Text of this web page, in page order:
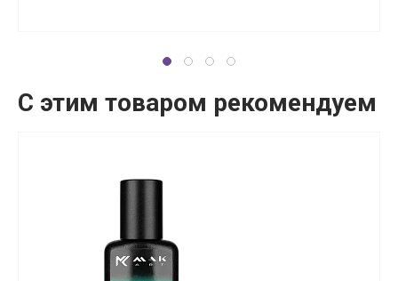
С этим товаром рекомендуем